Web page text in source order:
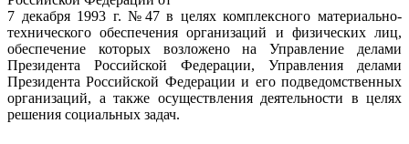
7 декабря 1993 г. №47 в целях комплексного материально-
технического обеспечения организаций и физических лиц,
обеспечение которых возложено на Управление делами
Президента Российской Федерации, Управления делами
Президента Российской Федерации и его подведомственных
организаций, а также осуществления деятельности в целях
решения социальных задач.